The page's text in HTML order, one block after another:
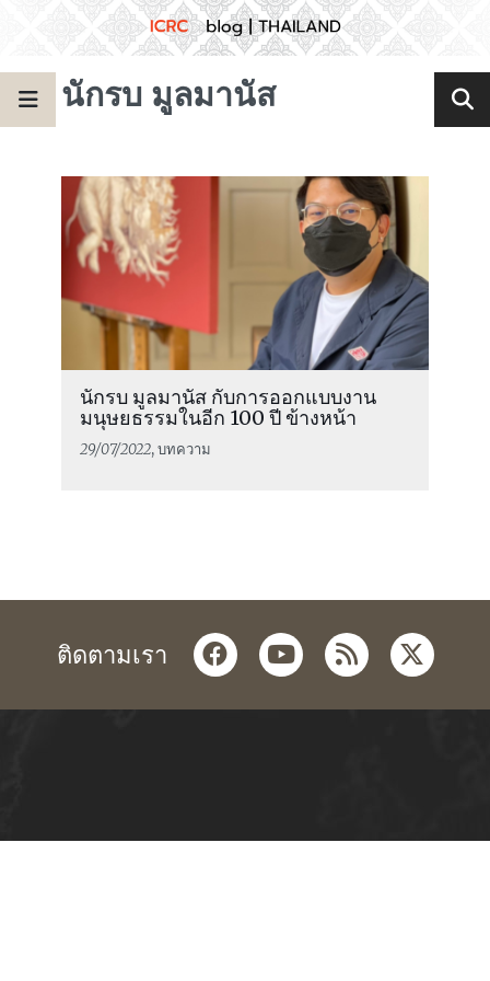
นักรบ มูลมานัส
นักรบ มูลมานัส กับการออกแบบงาน
มนุษยธรรมในอีก 100 ปี ข้างหน้า
29/07/2022, บทความ
ติดตามเรา facebookyoutube
rss twitter